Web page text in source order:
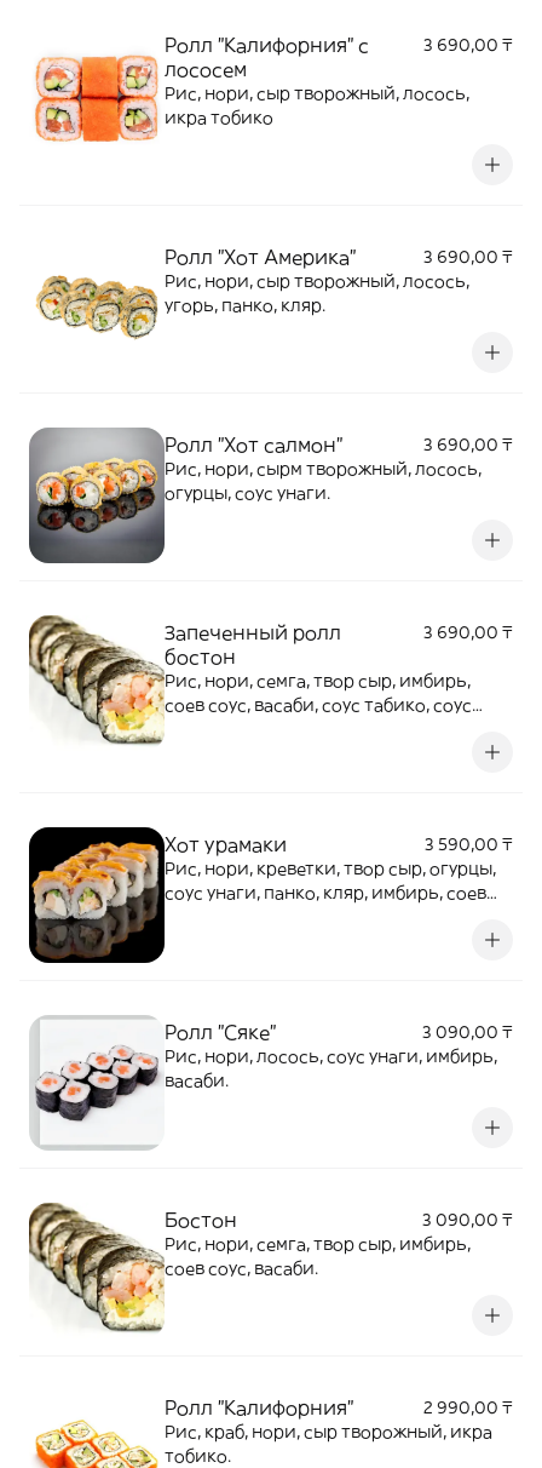
Ролл "Калифорния" с
лососем
3 690,00 ₸
Рис, нори, сыр творожный, лосось,
икра тобико
Ролл "Хот Америка"
3 690,00 ₸
Рис, нори, сыр творожный, лосось,
угорь, панко, кляр.
Ролл "Хот салмон"
3 690,00 ₸
Рис, нори, сырм творожный, лосось,
огурцы, соус унаги.
Запеченный ролл
бостон
3 690,00 ₸
Рис, нори, семга, твор сыр, имбирь,
соев соус, васаби, соус табико, соус
Хот урамаки
3 590,00 ₸
Рис, нори, креветки, твор сыр, огурцы,
соус унаги, панко, кляр, имбирь, соев
Ролл "Сяке"
3 090,00 ₸
Рис, нори, лосось, соус унаги, имбирь,
васаби.
Бостон
3 090,00 ₸
Рис, нори, семга, твор сыр, имбирь,
соев соус, васаби.
Ролл "Калифорния"
2 990,00 ₸
Рис, краб, нори, сыр творожный, икра
тобико.